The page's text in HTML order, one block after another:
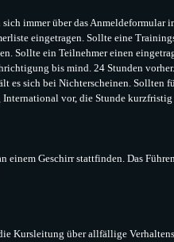
immer über das Anmeldeformular
eingetragen. Sollte eine
Sollte ein Teilnehmer einen
bis mind. 24 Stunden
es sich bei Nichterscheinen. Sollten
vor, die Stunde
einem Geschirr stattfinden. Das
Kursleitung über allfällige